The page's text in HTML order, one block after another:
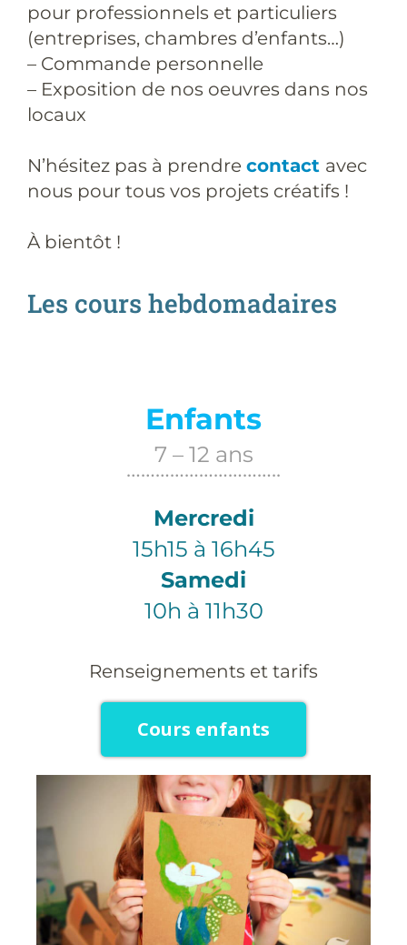
pour professionnels et particuliers
(entreprises, chambres d’enfants…)
– Commande personnelle
– Exposition de nos oeuvres dans nos
locaux
N’hésitez pas à prendre contact avec
nous pour tous vos projets créatifs !
À bientôt !
Les cours hebdomadaires
Enfants
7 – 12 ans
…………………………..
Mercredi
15h15 à 16h45
Samedi
10h à 11h30
Renseignements et tarifs
Cours enfants